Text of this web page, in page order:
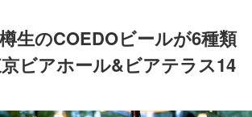
樽生のCOEDOビールが6種類
ビアホール&ビアテラス14